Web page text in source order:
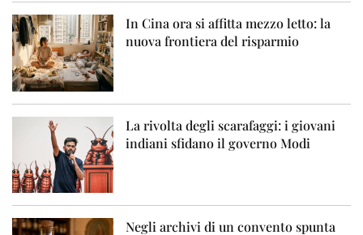
In Cina ora si affitta mezzo letto: la
nuova frontiera del risparmio
La rivolta degli scarafaggi: i giovani
indiani sfidano il governo Modi
Negli archivi di un convento spunta